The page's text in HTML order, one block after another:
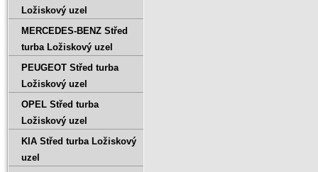
Ložiskový uzel
MERCEDES-BENZ Střed
turba Ložiskový uzel
PEUGEOT Střed turba
Ložiskový uzel
OPEL Střed turba
Ložiskový uzel
KIA Střed turba Ložiskový
uzel